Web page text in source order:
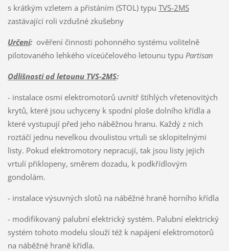
s krátkým vzletem a přistáním (STOL) typu TVS-2MS
zastávající roli vzdušné zkušebny
Určení:ověření činnosti pohonného systému volitelně
pilotovaného lehkého víceúčelového letounu typu Partisan
Odlišnosti od letounu TVS-2MS:
- instalace osmi elektromotorů uvnitř štíhlých vřetenovitých
krytů, které jsou uchyceny k spodní ploše dolního křídla a
které vystupují před jeho náběžnou hranu. Každý z nich
roztáčí jednu nevelkou dvoulistou vrtuli se sklopitelnými
listy. Pokud elektromotory nepracují, tak jsou listy jejich
vrtulí přiklopeny, směrem dozadu, k podkřídlovým
gondolám.
- instalace výsuvných slotů na náběžné hraně horního křídla
- modifikovaný palubní elektrický systém. Palubní elektrický
systém tohoto modelu slouží též k napájení elektromotorů
na náběžné hraně křídla.